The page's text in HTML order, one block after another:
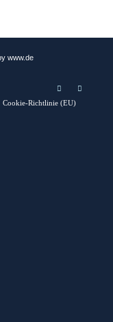
www.de
Cookie-Richtlinie (EU)